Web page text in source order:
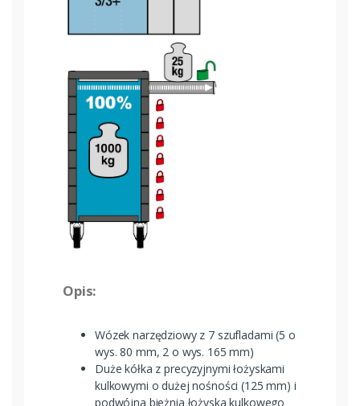
Opis:
Wózek narzędziowy z 7 szufladami (5 o
wys. 80 mm, 2 o wys. 165 mm)
Duże kółka z precyzyjnymi łożyskami
kulkowymi o dużej nośności (125 mm) i
podwójna bieżnia łożyska kulkowego